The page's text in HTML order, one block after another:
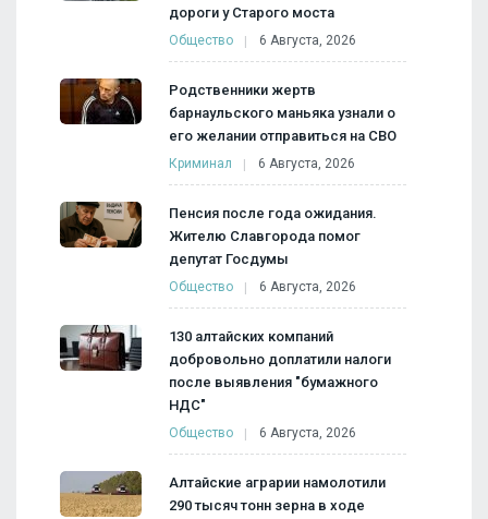
дороги у Старого моста
Общество 6 Августа, 2026
Родственники жертв
барнаульского маньяка узнали о
его желании отправиться на СВО
Криминал 6 Августа, 2026
Пенсия после года ожидания.
Жителю Славгорода помог
депутат Госдумы
Общество 6 Августа, 2026
130 алтайских компаний
добровольно доплатили налоги
после выявления "бумажного
НДС"
Общество 6 Августа, 2026
Алтайские аграрии намолотили
290 тысяч тонн зерна в ходе